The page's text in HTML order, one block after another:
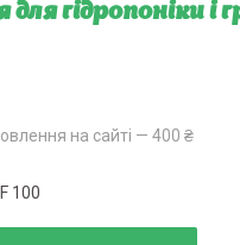
гідропоніки і
на сайті — 400 ₴
F 100